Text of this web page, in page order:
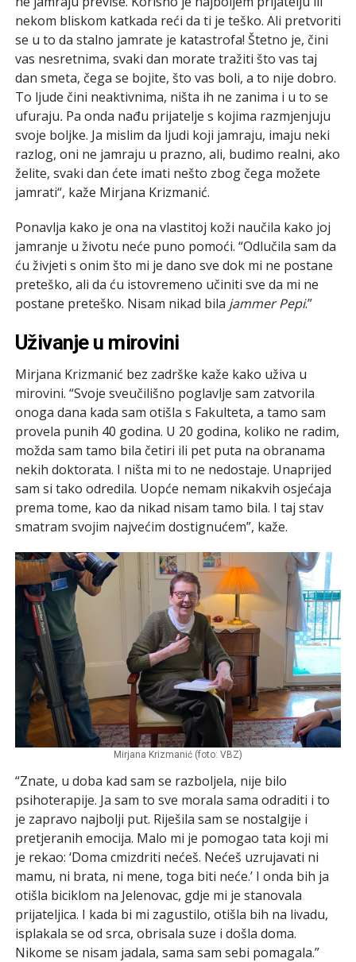
nekom bliskom katkada reći da ti je teško. Ali pretvoriti
se u to da stalno jamrate je katastrofa! Štetno je, čini
vas nesretnima, svaki dan morate tražiti što vas taj
dan smeta, čega se bojite, što vas boli, a to nije dobro.
To ljude čini neaktivnima, ništa ih ne zanima i u to se
ufuraju. Pa onda nađu prijatelje s kojima razmjenjuju
svoje boljke. Ja mislim da ljudi koji jamraju, imaju neki
razlog, oni ne jamraju u prazno, ali, budimo realni, ako
želite, svaki dan ćete imati nešto zbog čega možete
jamrati“, kaže Mirjana Krizmanić.
Ponavlja kako je ona na vlastitoj koži naučila kako joj
jamranje u životu neće puno pomoći. “Odlučila sam da
ću živjeti s onim što mi je dano sve dok mi ne postane
preteško, ali da ću istovremeno učiniti sve da mi ne
postane preteško. Nisam nikad bila jammer Pepi.”
Uživanje u mirovini
Mirjana Krizmanić bez zadrške kaže kako uživa u
mirovini. “Svoje sveučilišno poglavlje sam zatvorila
onoga dana kada sam otišla s Fakulteta, a tamo sam
provela punih 40 godina. U 20 godina, koliko ne radim,
možda sam tamo bila četiri ili pet puta na obranama
nekih doktorata. I ništa mi to ne nedostaje. Unaprijed
sam si tako odredila. Uopće nemam nikakvih osjećaja
prema tome, kao da nikad nisam tamo bila. I taj stav
smatram svojim najvećim dostignućem”, kaže.
Mirjana Krizmanić (foto: VBZ)
“Znate, u doba kad sam se razboljela, nije bilo
psihoterapije. Ja sam to sve morala sama odraditi i to
je zapravo najbolji put. Riješila sam se nostalgije i
pretjeranih emocija. Malo mi je pomogao tata koji mi
je rekao: ‘Doma cmizdriti nećeš. Nećeš uzrujavati ni
mamu, ni brata, ni mene, toga biti neće.’ I onda bih ja
otišla biciklom na Jelenovac, gdje mi je stanovala
prijateljica. I kada bi mi zagustilo, otišla bih na livadu,
isplakala se od srca, obrisala suze i došla doma.
Nikome se nisam jadala, sama sam sebi pomagala.”